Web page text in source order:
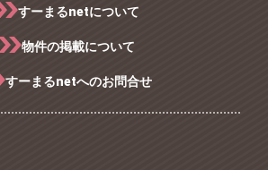
すーまるnetについて
物件の掲載について
すーまるnetへのお問合せ